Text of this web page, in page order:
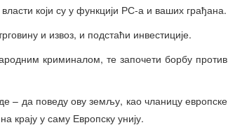
који су у функцији РС-а и ваших грађана.
и извоз, и подстаћи инвестиције.
криминалом, те започети борбу против
– да поведу ову земљу, као чланицу европске
крају у саму Европску унију.